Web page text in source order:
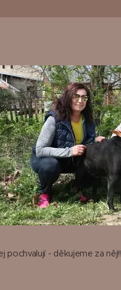
pochvalují - děkujeme za něj!!